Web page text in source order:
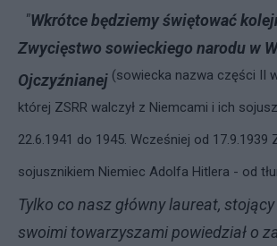
"Wkrótce będziemy świętować
Zwycięstwo sowieckiego narodu w
Ojczyźnianej (sowiecka nazwa części II
której ZSRR walczył z Niemcami i ich
22.6.1941 do 1945. Wcześniej od 17.9.1939
sojusznikiem Niemiec Adolfa Hitlera - od
Tylko co nasz główny laureat,
swoimi towarzyszami powiedział o